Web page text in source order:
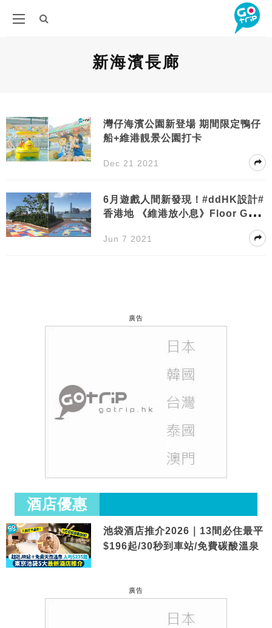
新海濱長廊
灣仔海濱公園新登場 期間限定鴨仔
船+維港靚景公園打卡
Dec 21 2021
6月遊戲人間新發現！#ddHK設計#
香港地 《維港放小息》Floor Gam
Jun 7 2021
廣告
酒店優惠
池袋酒店推介2026｜13間必住最平
$196起/30秒到車站/免費碳酸溫泉
廣告